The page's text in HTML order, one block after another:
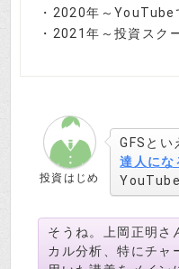
・2020年～YouTube
・2021年～投資スク
投資はじめ
GFSとい
達人にな
YouTube
そうね。上岡正明さ
カル分析、特にチャ